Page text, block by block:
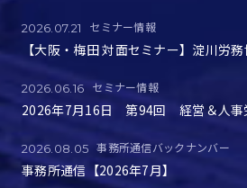
2026.07.21 セミナー情報
【大阪・梅田 対面セミナー】淀川労
2026.06.16 セミナー情報
2026年7月16日 第94回 経営＆人事
2026.08.05 事務所通信バックナンバー
事務所通信【2026年7月】